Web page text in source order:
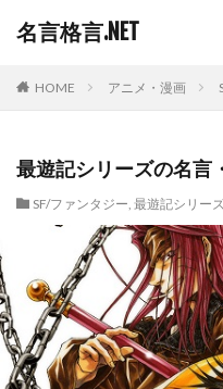
名言格言.NET
HOME アニメ・漫画
最遊記シリーズの名言
SF/ファンタジー, 最遊記シリー